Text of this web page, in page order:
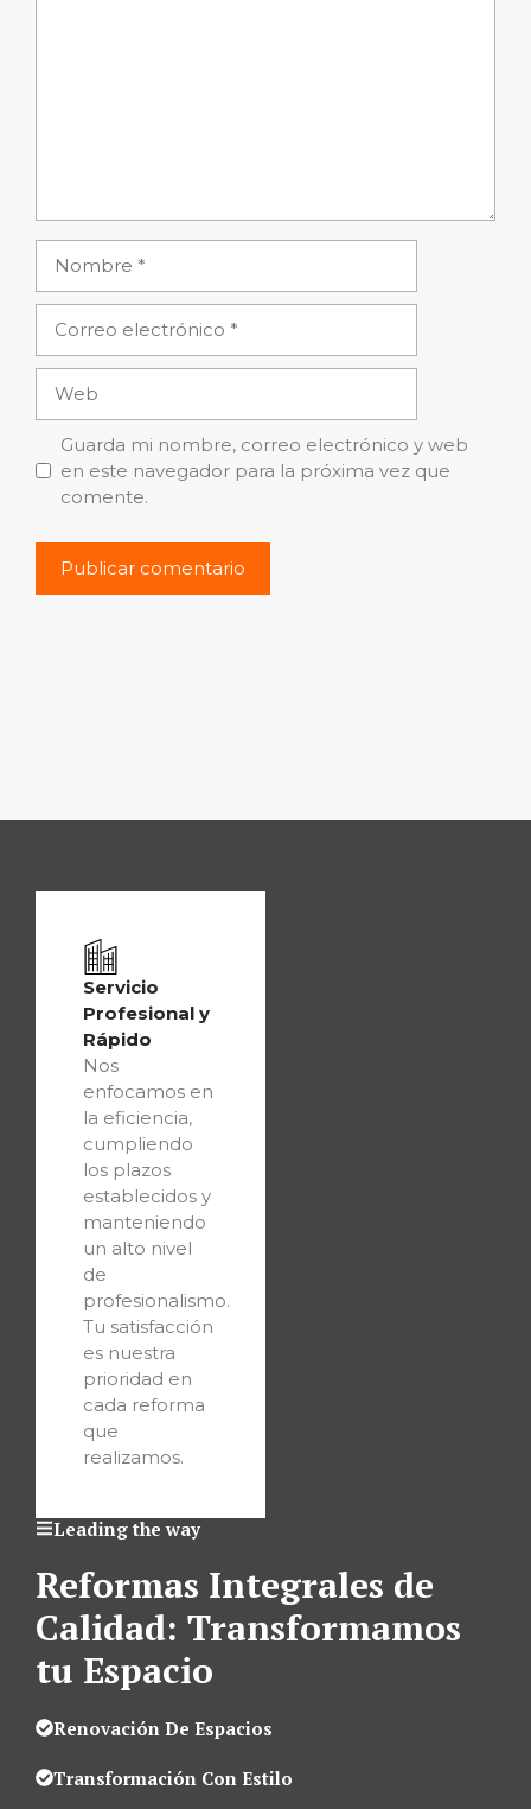
electrónico
Guarda mi nombre, correo electrónico y web
en este navegador para la próxima vez que
comente.
Leading the way
Reformas Integrales de
Calidad: Transformamos
tu Espacio
Renovación De Espacios
Transformación Con Estilo
Servicio
Profesional y
Rápido
Nos
enfocamos en
la eficiencia,
cumpliendo
los plazos
establecidos y
manteniendo
un alto nivel
de
profesionalismo.
Tu satisfacción
es nuestra
prioridad en
cada reforma
que
realizamos.